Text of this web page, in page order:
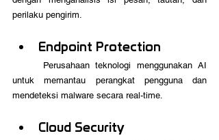
perilaku pengirim.
Endpoint Protection
untuk memantau perangkat pengguna dan
mendeteksi malware secara real-time.
Cloud Security